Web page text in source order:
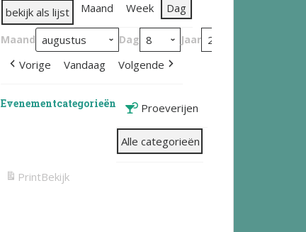
bekijk als lijst Maand Week Dag
Maand Dag Jaar
Vorige Vandaag Volgende
Evenementcategorieën Proeverijen
Alle categorieën
PrintBekijk